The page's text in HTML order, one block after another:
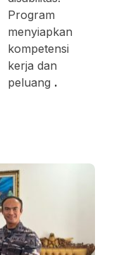
Program
menyiapkan
kompetensi
kerja dan
peluang .